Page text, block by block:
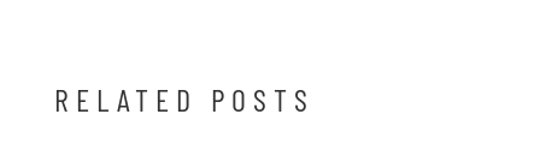
RELATED POSTS